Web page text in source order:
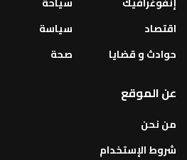
اقتصاد
حوادث و قضايا
سياسة
صحة
عن الموقع
من نحن
شروط الإستخدام